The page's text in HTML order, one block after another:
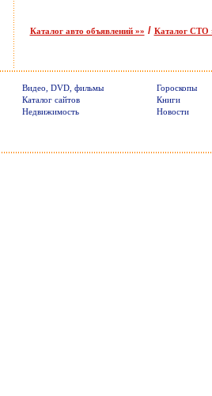
Каталог авто объявлений »» / Каталог СТО
Видео, DVD, фильмы
Гороскопы
Каталог сайтов
Книги
Недвижимость
Новости